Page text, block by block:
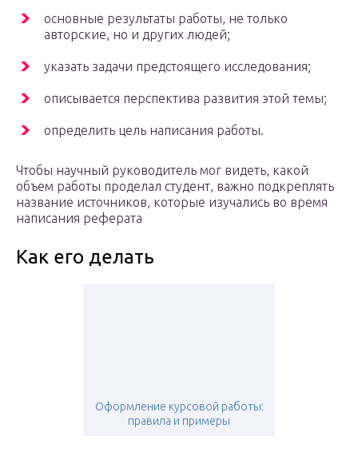
основные результаты работы, не только
авторские, но и других людей;
указать задачи предстоящего исследования;
описывается перспектива развития этой темы;
определить цель написания работы.
Чтобы научный руководитель мог видеть, какой
объем работы проделал студент, важно подкреплять
название источников, которые изучались во время
написания реферата
Как его делать
Оформление курсовой работы:
правила и примеры